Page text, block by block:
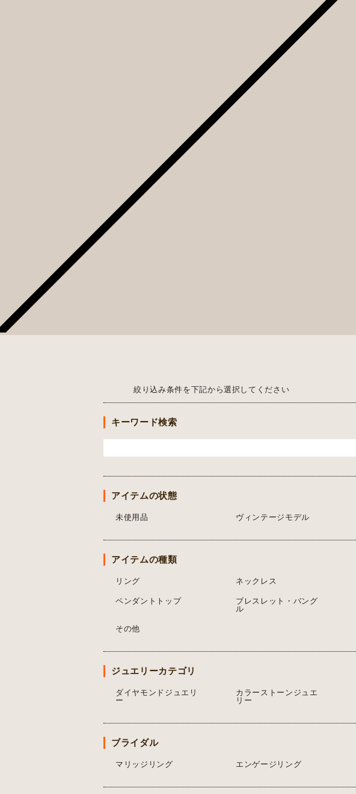
絞り込み条件を下記から選択してください
キーワード検索
アイテムの状態
未使用品
ヴィンテージモデル
アイテムの種類
リング
ネックレス
ペンダントトップ
ブレスレット・バング
ル
その他
ジュエリーカテゴリ
ダイヤモンドジュエリ
ー
カラーストーンジュエ
リー
ブライダル
マリッジリング
エンゲージリング